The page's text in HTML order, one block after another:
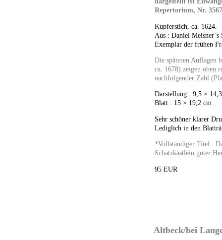
Repertorium, Nr.
Kupferstich, ca. 1624.
Aus : Daniel Meisner’s
Exemplar der frühen
Die späteren Auflagen
ca. 1678) zeigen oben
nachfolgender Zahl
Darstellung : 9,5 ×
Blatt : 15 × 19,2 cm
Sehr schöner klarer
Lediglich in den
*Vollständiger Titel :
Schatzkästlein guter
95 EUR
Altbeck/bei